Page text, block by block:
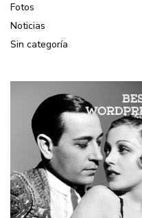
Fotos
Noticias
Sin categoría